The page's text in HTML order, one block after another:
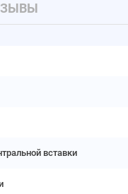
вставки